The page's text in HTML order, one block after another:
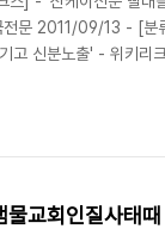
전문 2011/09/13 - [분
고 신분노출' - 위키
미사일의 이동을 촬영
러리 클린턴 국무장관